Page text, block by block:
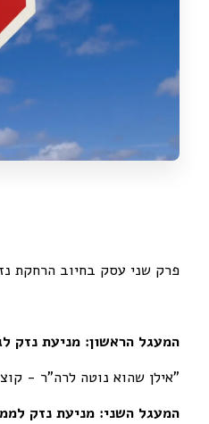
פרק שני עסק בחיוב הרחקת
המעגל הראשון: מניעת נזק
"אילן שהוא נוטה לרה"ר -
המעגל השני: מניעת נזק